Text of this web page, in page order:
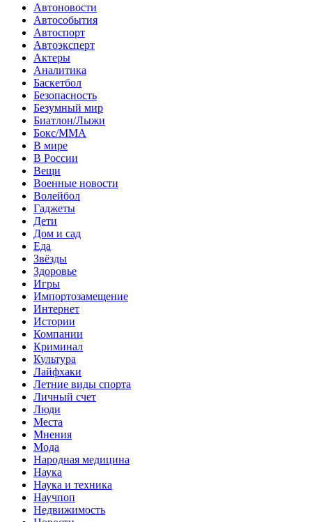
Автоновости
Автособытия
Автоспорт
Автоэксперт
Актеры
Аналитика
Баскетбол
Безопасность
Безумный мир
Биатлон/Лыжи
Бокс/MMA
В мире
В России
Вещи
Военные новости
Волейбол
Гаджеты
Дети
Дом и сад
Еда
Звёзды
Здоровье
Игры
Импортозамещение
Интернет
Истории
Компании
Криминал
Культура
Лайфхаки
Летние виды спорта
Личный счет
Люди
Места
Мнения
Мода
Народная медицина
Наука
Наука и техника
Научпоп
Недвижимость